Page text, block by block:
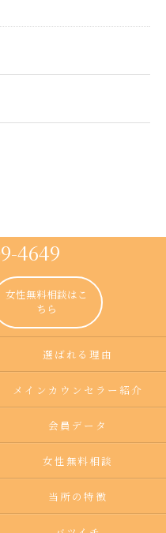
4649
女性無料相談はこ
ちら
選ばれる理由
メインカウンセラー紹介
会員データ
女性無料相談
当所の特徴